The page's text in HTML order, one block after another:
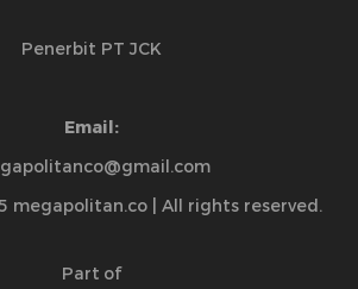
Penerbit PT JCK
Email:
megapolitan.co | All rights reserved.
Part of